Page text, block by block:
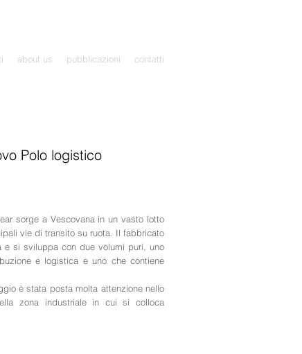
about us pubblicazioni contatti
Polo logistico
sorge a Vescovana in un vasto lotto
vie di transito su ruota. Il fabbricato
e si sviluppa con due volumi puri, uno
e logistica e uno che contiene
è stata posta molta attenzione nello
zona industriale in cui si colloca